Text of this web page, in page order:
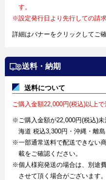
す。
※設定発行日より先行しての請
詳細はバナーをクリックしてご
送料・納期
送料について
ご購入金額22,000円(税込)以上で
※ご購入金額が22,000円(税込)
海道 税込3,300円・沖縄・離島
※一部通常送料で配送できない
載をご確認ください。
※個人様宛発送の場合は、別途
させて頂く場合がございます。